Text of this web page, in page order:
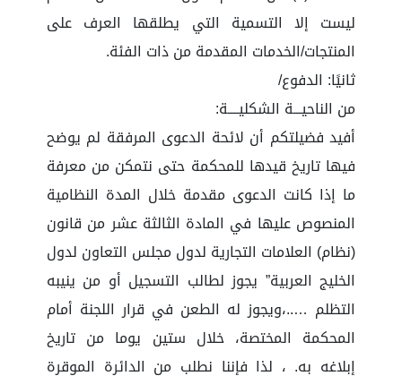
ليست إلا التسمية التي يطلقها العرف على
المنتجات/الخدمات المقدمة من ذات الفئة.
ثانيًا: الدفوع/
من الناحيـــة الشكليــــة:
أفيد فضيلتكم أن لائحة الدعوى المرفقة لم يوضح
فيها تاريخ قيدها للمحكمة حتى نتمكن من معرفة
ما إذا كانت الدعوى مقدمة خلال المدة النظامية
المنصوص عليها في المادة الثالثة عشر من قانون
(نظام) العلامات التجارية لدول مجلس التعاون لدول
الخليج العربية” يجوز لطالب التسجيل أو من ينيبه
التظلم …..،ويجوز له الطعن في قرار اللجنة أمام
المحكمة المختصة، خلال ستين يوما من تاريخ
إبلاغه به. ، لذا فإننا نطلب من الدائرة الموقرة